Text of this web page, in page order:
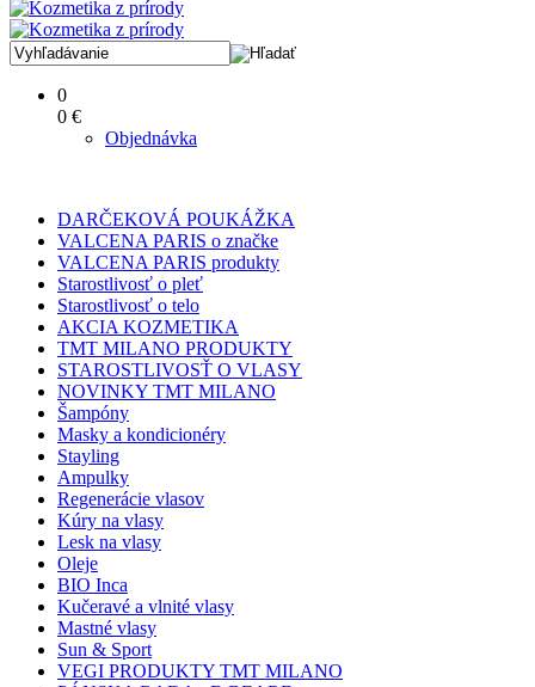
0
0 €
Objednávka
DARČEKOVÁ POUKÁŽKA
VALCENA PARIS o značke
VALCENA PARIS produkty
Starostlivosť o pleť
Starostlivosť o telo
AKCIA KOZMETIKA
TMT MILANO PRODUKTY
STAROSTLIVOSŤ O VLASY
NOVINKY TMT MILANO
Šampóny
Masky a kondicionéry
Stayling
Ampulky
Regenerácie vlasov
Kúry na vlasy
Lesk na vlasy
Oleje
BIO Inca
Kučeravé a vlnité vlasy
Mastné vlasy
Sun & Sport
VEGI PRODUKTY TMT MILANO